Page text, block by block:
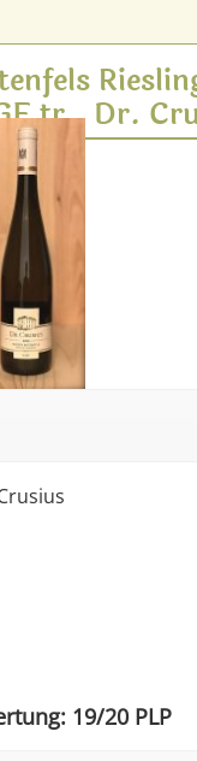
tr., Dr.
19/20 PLP